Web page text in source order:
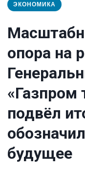
ЭКОНОМИКА
опора на
«Газпром
подвёл
будущее